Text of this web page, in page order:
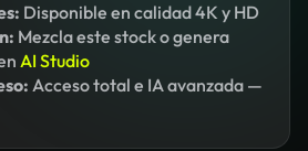
Disponible en calidad 4K y HD
Mezcla este stock o genera
AI Studio
Acceso total e IA avanzada —